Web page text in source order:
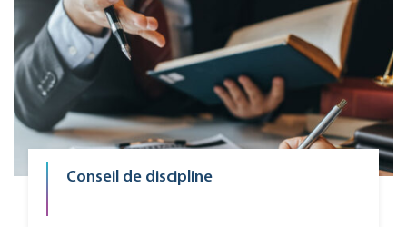
Conseil de discipline